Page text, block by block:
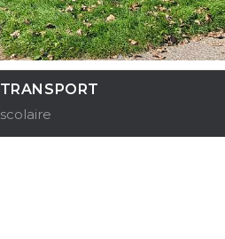
TRANSPORT
scolaire